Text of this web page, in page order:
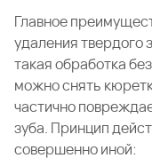
Главное
удаления твердого
такая обработка
можно снять
частично
зуба. Принцип
совершенно иной: